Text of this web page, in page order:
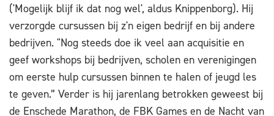
('Mogelijk blijf ik dat nog wel', aldus Knippenborg). Hij
verzorgde cursussen bij z'n eigen bedrijf en bij andere
bedrijven. "Nog steeds doe ik veel aan acquisitie en
geef workshops bij bedrijven, scholen en verenigingen
om eerste hulp cursussen binnen te halen of jeugd les
te geven.” Verder is hij jarenlang betrokken geweest bij
de Enschede Marathon, de FBK Games en de Nacht van